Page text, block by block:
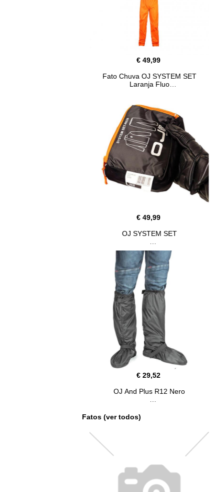
€ 49,99
Fato Chuva OJ SYSTEM SET
Laranja Fluo
€ 49,99
OJ SYSTEM SET
€ 29,52
OJ And Plus R12 Nero
Fatos (ver todos)